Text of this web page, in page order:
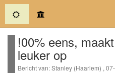
(current)
!00% eens,
leuker op
Bericht van: Stanley (Haarlem) ,